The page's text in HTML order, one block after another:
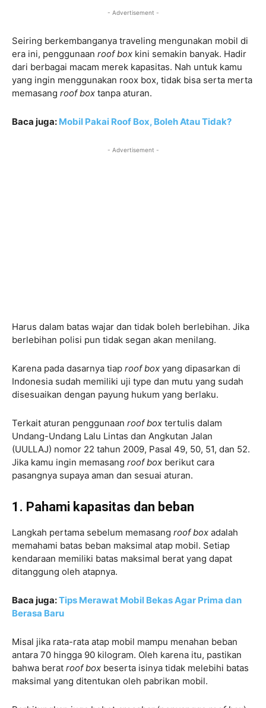
- Advertisement -
Seiring berkembanganya traveling mengunakan mobil di
era ini, penggunaan roof box kini semakin banyak. Hadir
dari berbagai macam merek kapasitas. Nah untuk kamu
yang ingin menggunakan roox box, tidak bisa serta merta
memasang roof box tanpa aturan.
Baca juga: Mobil Pakai Roof Box, Boleh Atau Tidak?
- Advertisement -
Harus dalam batas wajar dan tidak boleh berlebihan. Jika
berlebihan polisi pun tidak segan akan menilang.
Karena pada dasarnya tiap roof box yang dipasarkan di
Indonesia sudah memiliki uji type dan mutu yang sudah
disesuaikan dengan payung hukum yang berlaku.
Terkait aturan penggunaan roof box tertulis dalam
Undang-Undang Lalu Lintas dan Angkutan Jalan
(UULLAJ) nomor 22 tahun 2009, Pasal 49, 50, 51, dan 52.
Jika kamu ingin memasang roof box berikut cara
pasangnya supaya aman dan sesuai aturan.
1. Pahami kapasitas dan beban
Langkah pertama sebelum memasang roof box adalah
memahami batas beban maksimal atap mobil. Setiap
kendaraan memiliki batas maksimal berat yang dapat
ditanggung oleh atapnya.
Baca juga:Tips Merawat Mobil Bekas Agar Prima dan
Berasa Baru
Misal jika rata-rata atap mobil mampu menahan beban
antara 70 hingga 90 kilogram. Oleh karena itu, pastikan
bahwa berat roof box beserta isinya tidak melebihi batas
maksimal yang ditentukan oleh pabrikan mobil.